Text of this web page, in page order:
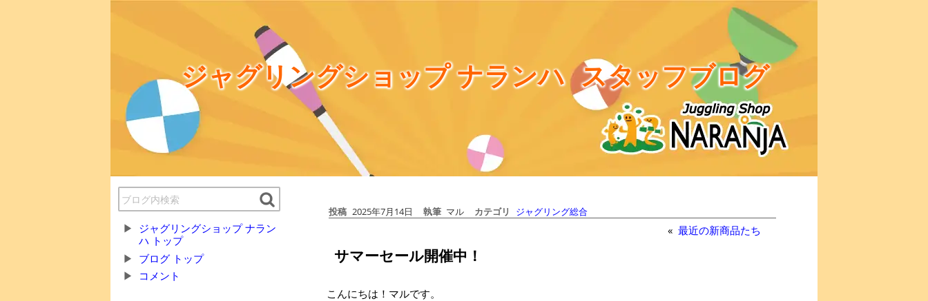
ジャグリングショップ ナランハ スタッフブログ
ジャグリングショップ ナラン
ハ トップ
ブログ トップ
コメント
投稿 2025年7月14日 執筆 マル カテゴリ ジャグリング総合
« 最近の新商品たち
サマーセール開催中！
こんにちは！マルです。